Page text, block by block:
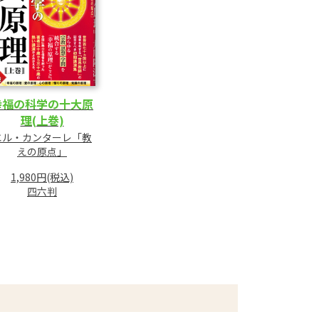
の科学の十大原
理(上巻)
・カンターレ「教
えの原点」
1,980円(税込)
四六判